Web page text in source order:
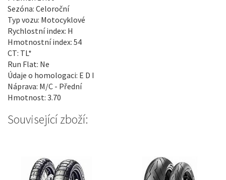
Sezóna: Celoroční
Typ vozu: Motocyklové
Rychlostní index: H
Hmotnostní index: 54
CT: TL*
Run Flat: Ne
Údaje o homologaci: E D I
Náprava: M/C - Přední
Hmotnost: 3.70
Související zboží: